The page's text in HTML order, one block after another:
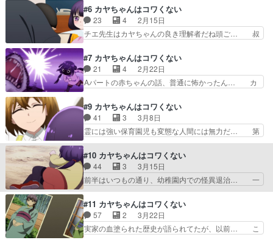
たりして、カ… 今回も怖い内容ではあったけどま
さかカヤち… モブオから『カヤの家には何かがい
る』と聞…
ぎ駅出てきて草おばあちゃんはカヤち… 初回あた
りは"霊能力がある園児が日々オバ… 祖母が霊能
力者とわかり、そこでみせる異変… 面白くて一気
に追いついた！行方不明事件、… 「電車はコワく
るために、祖母の元へおば… おーーーーーー
い！！！！！！！！！！！！… きさらぎ駅で降ろ
されたおじさんがこの後ど…
#6 カヤちゃんはコワくない
23 4
2月15日
チエ先生はカヤちゃんの良き理解者だね頭ご… 叔
し、子供の数少なくなったなあ。おれが… 一つは
ストロー付きで飲み干し。もう一つは… サクちゃ
んとカヤちゃんの会話、可愛すぎだ… タイトル通
り、今回はココロワが稲作に挑戦… お
ッピングモールにて怪異に襲われるカヤ… 老人ホ
ームでの一件から数日後…。パパとシ… 今回も怖
い話ではありましたがマネキン達が…
#7 カヤちゃんはコワくない
21 4
2月22日
Aパートの赤ちゃんの話、普通に怖かったん… カ
ンを見るかぎりカヤちゃんのママは病院… 病院パ
ートのナースコール無視→誰もいなか… 「病院は
コワくない」「遊具はコワくない」… 病院の話、
もはや怖い通り越して鬱になるわ… 今回もなかな
はカヤちゃんにとってとても… 病室のナースコー
ル、遊具の看板、インター… 怪異カヤママの入院
に伴い入院病棟に行くカ…
#9 カヤちゃんはコワくない
41 3
3月8日
霊には強い保育園児も変態な人間には無力だ… 第
９話感想：子供は自分と違うモノにやたら… 前半
はナムさんの過去話…というか、モブオ… カヤち
ゃんを全力で守ろうとするチエ先生に… 巫女の力
ってのが怪異のものだったってのは… 「みえてる
人はコワくない？「チエ先生はコ… 予想以上に根
異だという事が判明それでも… 伯父だったのか、
師匠そしてモブオよりもか… カヤちゃんの中にい
るなにか⁉︎演出的に黒…
#10 カヤちゃんはコワくない
44 3
3月15日
前半はいつもの通り、幼稚園内での怪異退治… 一
言に尽きるなぁカヤの自我が在った事に安… 変質
者を払えなくて落ち込むのかサクちゃん… この
園､悪い霊が多過ぎる！刑場跡地とかに… カヤち
ゃんは今日も怖かった(´；ω；｀)… ずっと毎話お
もろいの何なんカヤコワ！？本… カヤちゃんが強
#11 カヤちゃんはコワくない
57 2
3月22日
実家の血塗られた歴史が語られてたが、以前… こ